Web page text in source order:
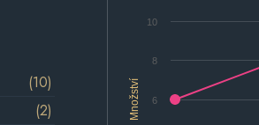
Množství 6
8
10
(10)
(2)